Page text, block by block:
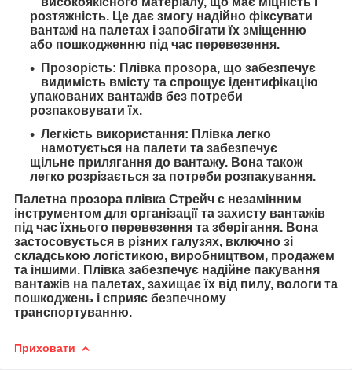
розтяжність. Це дає змогу надійно фіксувати
вантажі на палетах і запобігати їх зміщенню
або пошкодженню під час перевезення.
Прозорість: Плівка прозора, що забезпечує
видимість вмісту та спрощує ідентифікацію
упакованих вантажів без потреби
розпаковувати їх.
Легкість використання: Плівка легко
намотується на палети та забезпечує
щільне прилягання до вантажу. Вона також
легко розрізається за потреби розпакування.
Палетна прозора плівка Стрейч є незамінним
інструментом для організації та захисту вантажів
під час їхнього перевезення та зберігання. Вона
застосовується в різних галузях, включно зі
складською логістикою, виробництвом, продажем
та іншими. Плівка забезпечує надійне пакування
вантажів на палетах, захищає їх від пилу, вологи та
пошкоджень і сприяє безпечному
транспортуванню.
Приховати